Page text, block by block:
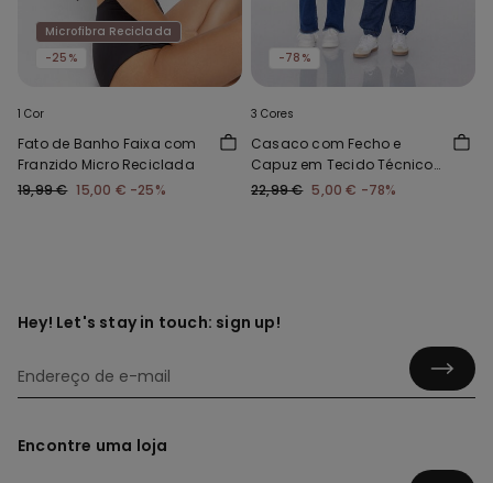
Microfibra Reciclada
-25%
1 Cor
Fato de Banho Faixa com
Franzido Micro Reciclada
19,99 € 15,00 € -25%
-78%
3 Cores
Casaco com Fecho e
Capuz em Tecido Técnico
Criança Unissexo
22,99 € 5,00 € -78%
Hey! Let's stay in touch: sign up!
Encontre uma loja